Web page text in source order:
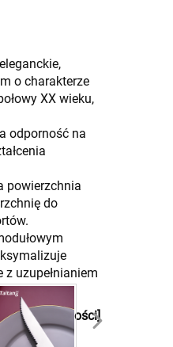
o charakterze
XX wieku,
odporność na
powierzchnia
do
uzupełnianiem
zakupionej ilości]